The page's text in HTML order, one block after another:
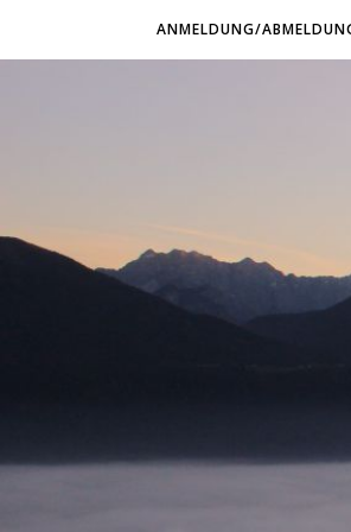
ANMELDUNG/